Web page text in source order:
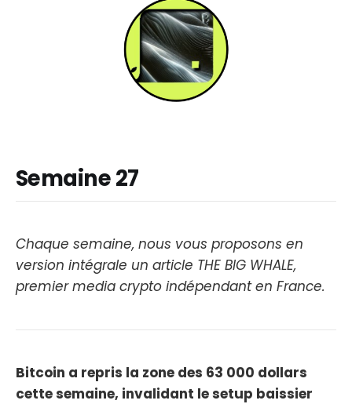
Semaine 27
Chaque semaine, nous vous proposons en
version intégrale un article THE BIG WHALE,
premier media crypto indépendant en France.
Bitcoin a repris la zone des 63 000 dollars
cette semaine, invalidant le setup baissier